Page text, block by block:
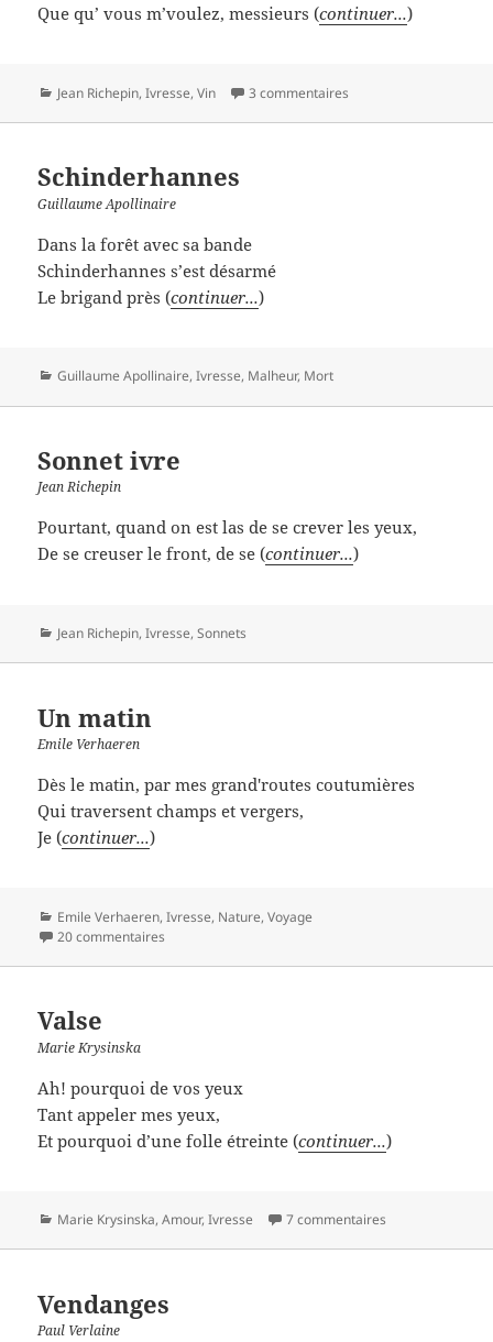
Que qu’ vous m’voulez, messieurs (continuer...)
Catégories
Jean Richepin,Ivresse,Vin 3 commentaires
Schinderhannes
Guillaume Apollinaire
Dans la forêt avec sa bande
Schinderhannes s’est désarmé
Le brigand près (continuer...)
Catégories
Guillaume Apollinaire,Ivresse, Malheur, Mort
Sonnet ivre
Jean Richepin
Pourtant, quand on est las de se crever les yeux,
De se creuser le front, de se (continuer...)
Catégories
Jean Richepin,Ivresse,Sonnets
Un matin
Emile Verhaeren
Dès le matin, par mes grand'routes coutumières
Qui traversent champs et vergers,
Je (continuer...)
Catégories
Emile Verhaeren,Ivresse, Nature,Voyage
20 commentaires
Valse
Marie Krysinska
Ah! pourquoi de vos yeux
Tant appeler mes yeux,
Et pourquoi d’une folle étreinte (continuer...)
Catégories
Marie Krysinska,Amour,Ivresse 7 commentaires
Vendanges
Paul Verlaine